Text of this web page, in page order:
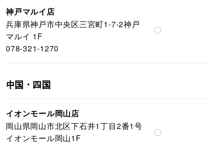
神戸マルイ店
兵庫県神戸市中央区三宮町1-7-2神戸
マルイ 1F
078-321-1270
〇
中国・四国
イオンモール岡山店
岡山県岡山市北区下石井1丁目2番1号
イオンモール岡山1F
〇